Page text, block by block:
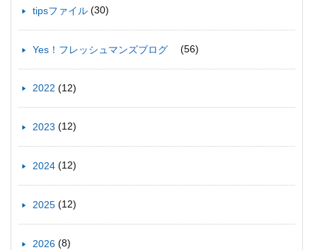
tipsファイル (30)
Yes！フレッシュマンズブログ (56)
2022 (12)
2023 (12)
2024 (12)
2025 (12)
2026 (8)